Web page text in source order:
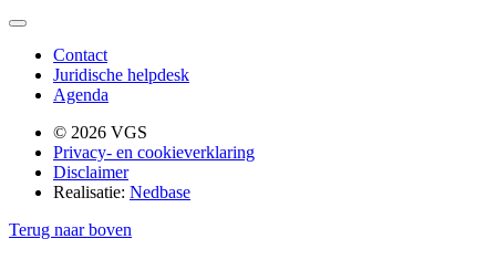
Contact
Juridische helpdesk
Agenda
© 2026 VGS
Privacy- en cookieverklaring
Disclaimer
Realisatie: Nedbase
Terug naar boven